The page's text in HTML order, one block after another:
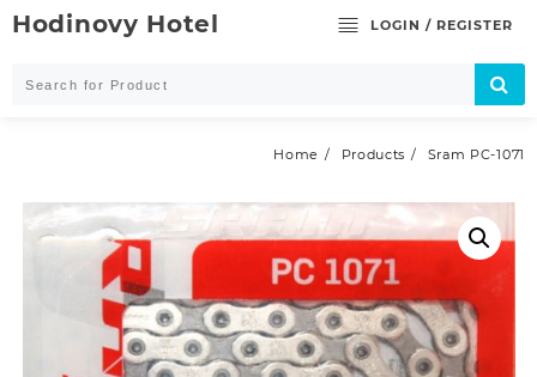
Skip
toHodinovy Hotel LOGIN / REGISTER
Home Products Sram PC-1071